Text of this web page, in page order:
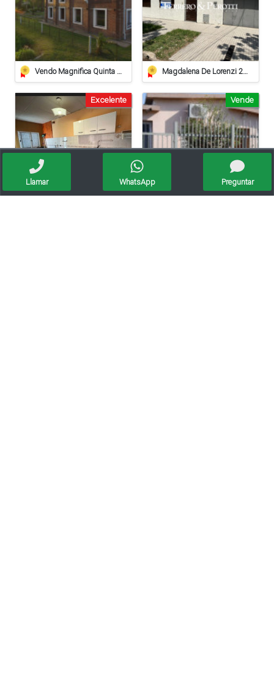
Vendo Magnifica Quinta De Grandes Dimensiones. - Zona Estación Saguier Magdalena De Lorenzi 223 - Venta
Excelente Vende
Llamar WhatsApp Preguntar